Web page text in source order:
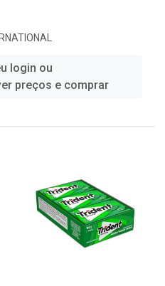
login ou
preços e comprar